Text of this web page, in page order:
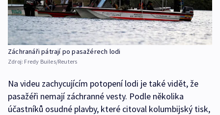
Záchranáři pátrají po pasažérech lodi
Zdroj: Fredy Builes/Reuters
Na videu zachycujícím potopení lodi je také vidět, že
pasažéři nemají záchranné vesty. Podle několika
účastníků osudné plavby, které citoval kolumbijský tisk,